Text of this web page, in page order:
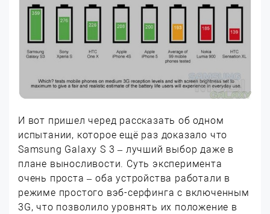
И вот пришел черед рассказать об одном
испытании, которое ещё раз доказало что
Samsung Galaxy S 3 – лучший выбор даже в
плане выносливости. Суть эксперимента
очень проста – оба устройства работали в
режиме простого вэб-серфинга с включенным
3G, что позволило уровнять их положение в